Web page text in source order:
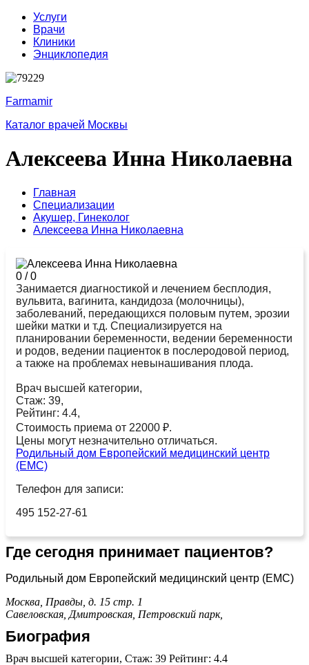
Услуги
Врачи
Клиники
Энциклопедия
Farmamir
Каталог врачей Москвы
Алексеева Инна Николаевна
Главная
Специализации
Акушер, Гинеколог
Алексеева Инна Николаевна
0 /0
Занимается диагностикой и лечением бесплодия,
вульвита, вагинита, кандидоза (молочницы),
заболеваний, передающихся половым путем, эрозии
шейки матки и т.д. Специализируется на
планировании беременности, ведении беременности
и родов, ведении пациенток в послеродовой период,
а также на проблемах невынашивания плода.
Врач высшей категории,
Стаж: 39,
Рейтинг: 4.4,
Стоимость приема от 22000 ₽.
Цены могут незначительно отличаться.
Родильный дом Европейский медицинский центр
(ЕМС)
Телефон для записи:
495 152-27-61
Где сегодня принимает пациентов?
Родильный дом Европейский медицинский центр (ЕМС)
Москва, Правды, д. 15 стр. 1
Савеловская, Дмитровская, Петровский парк,
Биография
Врач высшей категории, Стаж: 39 Рейтинг: 4.4